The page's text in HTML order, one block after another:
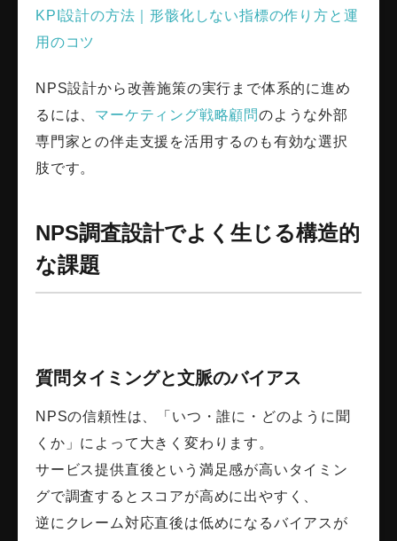
KPI設計の方法｜形骸化しない指標の作り方と運
用のコツ
NPS設計から改善施策の実行まで体系的に進め
るには、 マーケティング戦略顧問のような外部
専門家との伴走支援を活用するのも有効な選択
肢です。
NPS調査設計でよく生じる構造的
な課題
質問タイミングと文脈のバイアス
NPSの信頼性は、「いつ・誰に・どのように聞
くか」によって大きく変わります。
サービス提供直後という満足感が高いタイミン
グで調査するとスコアが高めに出やすく、
逆にクレーム対応直後は低めになるバイアスが